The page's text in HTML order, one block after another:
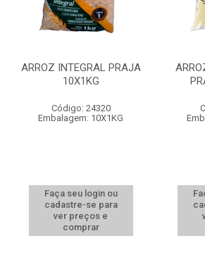
ARROZ INTEGRAL PRAJA
10X1KG
Código: 24320
Embalagem: 10X1KG
Faça seu login ou
cadastre-se para
ver preços e
comprar